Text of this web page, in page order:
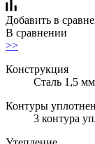
Добавить в
В сравнении
>>
Конструкция
Сталь 1,5
Контуры
3 контура